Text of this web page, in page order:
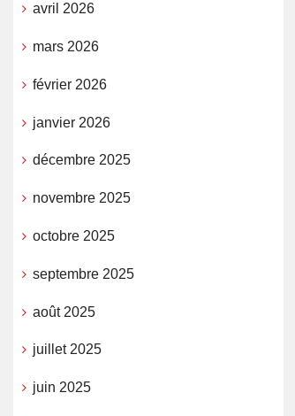
avril 2026
mars 2026
février 2026
janvier 2026
décembre 2025
novembre 2025
octobre 2025
septembre 2025
août 2025
juillet 2025
juin 2025